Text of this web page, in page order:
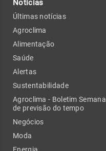
Notícias
Últimas notícias
Agroclima
Alimentação
Saúde
Alertas
Sustentabilidade
Agroclima - Boletim Semanal
de previsão do tempo
Negócios
Moda